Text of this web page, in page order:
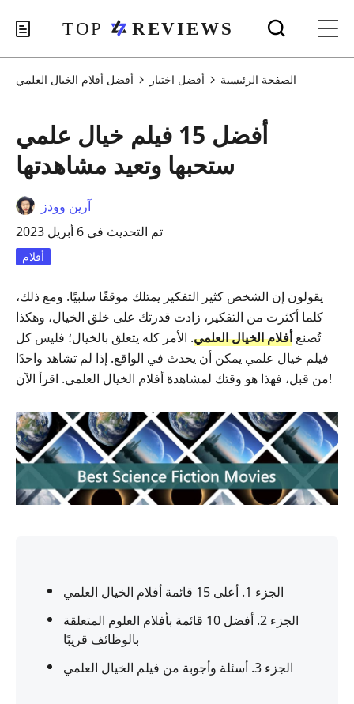
الصفحة الرئيسية أفضل اختيار أفضل أفلام الخيال العلمي
أفضل 15 فيلم خيال علمي
ستحبها وتعيد مشاهدتها
آرين وودز
تم التحديث في 6 أبريل 2023
أفلام
يقولون إن الشخص كثير التفكير يمتلك موقفًا سلبيًا. ومع ذلك،
كلما أكثرت من التفكير، زادت قدرتك على خلق الخيال، وهكذا
تُصنعأفلام الخيال العلمي. الأمر كله يتعلق بالخيال؛ فليس كل
فيلم خيال علمي يمكن أن يحدث في الواقع. إذا لم تشاهد واحدًا
من قبل، فهذا هو وقتك لمشاهدة أفلام الخيال العلمي. اقرأ الآن!
الجزء 1. أعلى 15 قائمة أفلام الخيال العلمي
الجزء 2. أفضل 10 قائمة بأفلام العلوم المتعلقة
بالوظائف قريبًا
الجزء 3. أسئلة وأجوبة من فيلم الخيال العلمي